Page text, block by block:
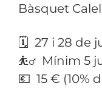
Bàsquet
🗓 27 i 28 de
⛹️‍♂️ Mínim 5
💶 15 € (10%